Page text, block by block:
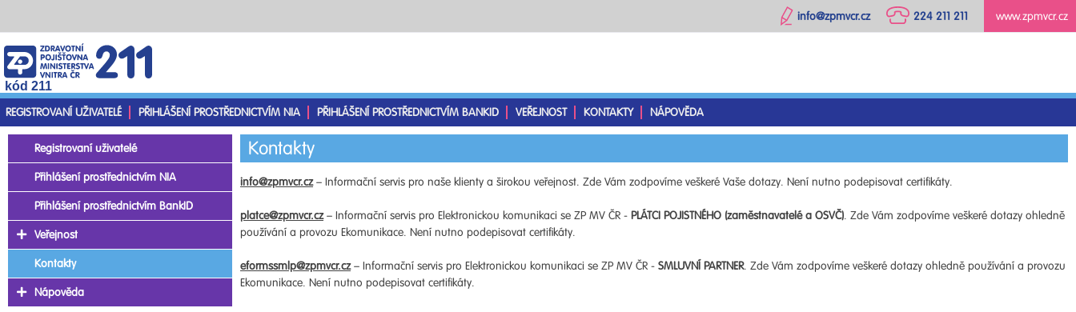
www.zpmvcr.cz
224 211 211
info@zpmvcr.cz
kód 211
REGISTROVANÍ UŽIVATELÉ
PŘIHLÁŠENÍ PROSTŘEDNICTVÍM NIA PŘIHLÁŠENÍ PROSTŘEDNICTVÍM BANKID VEŘEJNOST KONTAKTY NÁPOVĚDA
Kontakty
info@zpmvcr.cz– Informační servis pro naše klienty a širokou veřejnost. Zde Vám zodpovíme veškeré Vaše dotazy. Není nutno podepisovat certifikáty.
platce@zpmvcr.cz– Informační servis pro Elektronickou komunikaci se ZP MV ČR - PLÁTCI POJISTNÉHO (zaměstnavatelé a OSVČ). Zde Vám zodpovíme veškeré dotazy ohledně
používání a provozu Ekomunikace. Není nutno podepisovat certifikáty.
eformssmlp@zpmvcr.cz– Informační servis pro Elektronickou komunikaci se ZP MV ČR - SMLUVNÍ PARTNER. Zde Vám zodpovíme veškeré dotazy ohledně používání a provozu
Ekomunikace. Není nutno podepisovat certifikáty.
Registrovaní uživatelé
Přihlášení prostřednictvím NIA
Přihlášení prostřednictvím BankID
Veřejnost
Kontakty
Nápověda